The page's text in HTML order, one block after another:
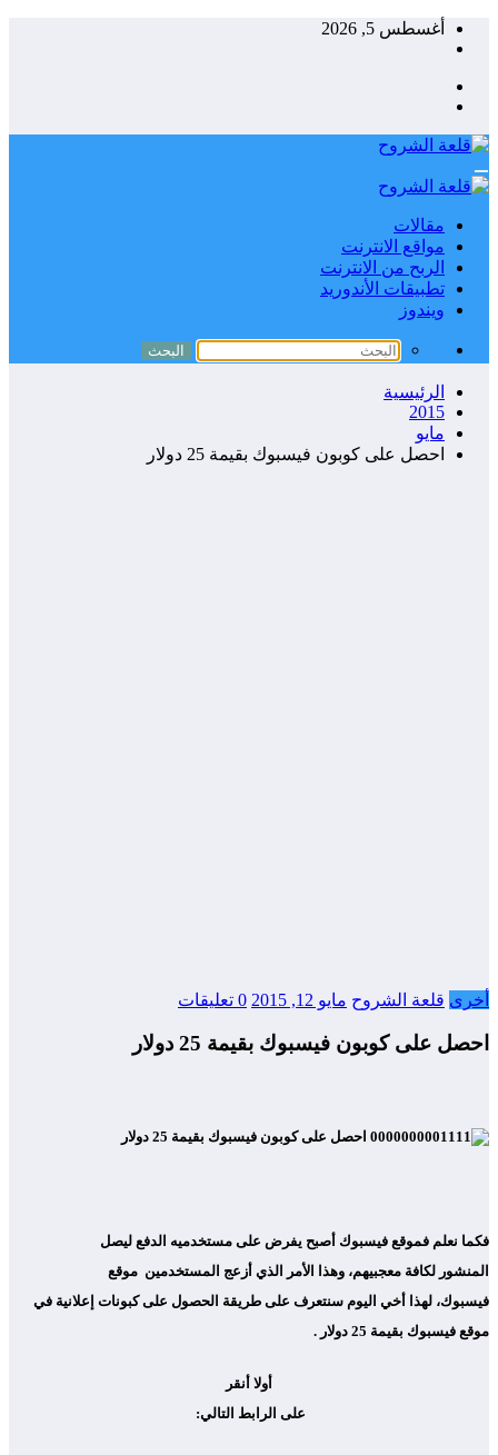
التجاوزأغسطس 5, 2026
مقالات
مواقع الانترنت
الربح من الانترنت
تطبيقات الأندوريد
ويندوز
الرئيسية
2015
مايو
احصل على كوبون فيسبوك بقيمة 25 دولار
أخرى قلعة الشروح مايو 12, 2015 0 تعليقات
احصل على كوبون فيسبوك بقيمة 25 دولار
فكما نعلم فموقع فيسبوك أصبح يفرض على مستخدميه الدفع ليصل
المنشور لكافة معجبيهم، وهذا الأمر الذي أزعج المستخدمين موقع
فيسبوك، لهذا أخي اليوم سنتعرف على طريقة الحصول على كبونات إعلانية في
موقع فيسبوك بقيمة 25 دولار .
أولا أنقر
على الرابط التالي: